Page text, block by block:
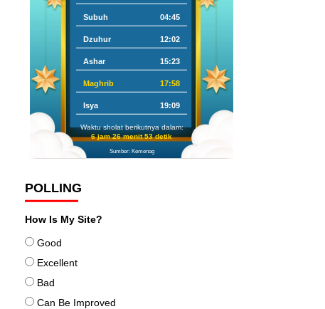
Subuh 04:45
Dzuhur 12:02
Ashar 15:23
Maghrib 17:58
Isya 19:09
Waktu sholat berikutnya dalam:
6 jam 26 menit 52 detik
Sumber: Kemenag
POLLING
How Is My Site?
Good
Excellent
Bad
Can Be Improved